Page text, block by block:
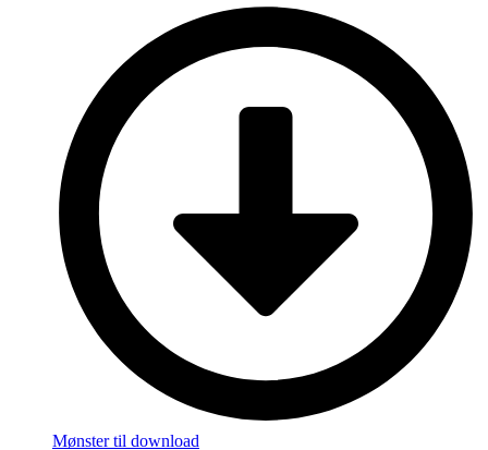
Mønster til download